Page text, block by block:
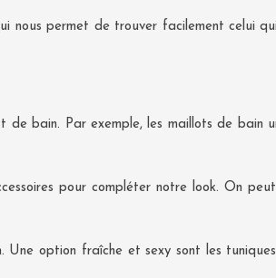
nous permet de trouver facilement celui
bain. Par exemple, les maillots de
pour compléter notre look. On
option fraîche et sexy sont les